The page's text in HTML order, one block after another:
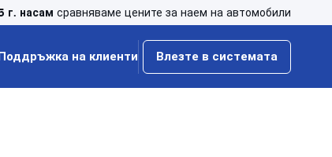
г. насам сравняваме цените за наем на автомобили
на клиенти Влезте в системата